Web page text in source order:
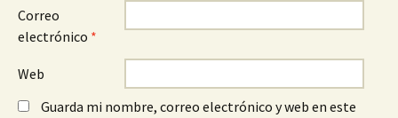
Correo
electrónico *
Web
Guarda mi nombre, correo electrónico y web en este